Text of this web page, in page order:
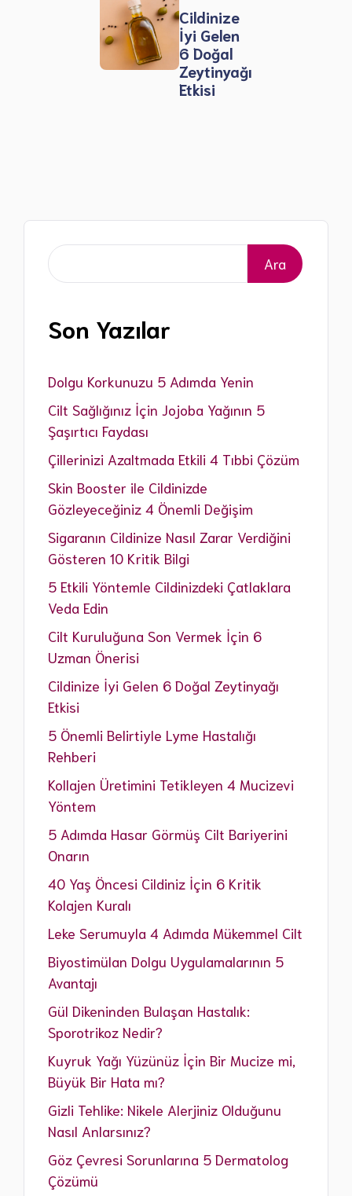
Cildinize
İyi Gelen
6 Doğal
Zeytinyağı
Etkisi
Ara Ara
Son Yazılar
Dolgu Korkunuzu 5 Adımda Yenin
Cilt Sağlığınız İçin Jojoba Yağının 5
Şaşırtıcı Faydası
Çillerinizi Azaltmada Etkili 4 Tıbbi Çözüm
Skin Booster ile Cildinizde
Gözleyeceğiniz 4 Önemli Değişim
Sigaranın Cildinize Nasıl Zarar Verdiğini
Gösteren 10 Kritik Bilgi
5 Etkili Yöntemle Cildinizdeki Çatlaklara
Veda Edin
Cilt Kuruluğuna Son Vermek İçin 6
Uzman Önerisi
Cildinize İyi Gelen 6 Doğal Zeytinyağı
Etkisi
5 Önemli Belirtiyle Lyme Hastalığı
Rehberi
Kollajen Üretimini Tetikleyen 4 Mucizevi
Yöntem
5 Adımda Hasar Görmüş Cilt Bariyerini
Onarın
40 Yaş Öncesi Cildiniz İçin 6 Kritik
Kolajen Kuralı
Leke Serumuyla 4 Adımda Mükemmel Cilt
Biyostimülan Dolgu Uygulamalarının 5
Avantajı
Gül Dikeninden Bulaşan Hastalık:
Sporotrikoz Nedir?
Kuyruk Yağı Yüzünüz İçin Bir Mucize mi,
Büyük Bir Hata mı?
Gizli Tehlike: Nikele Alerjiniz Olduğunu
Nasıl Anlarsınız?
Göz Çevresi Sorunlarına 5 Dermatolog
Çözümü